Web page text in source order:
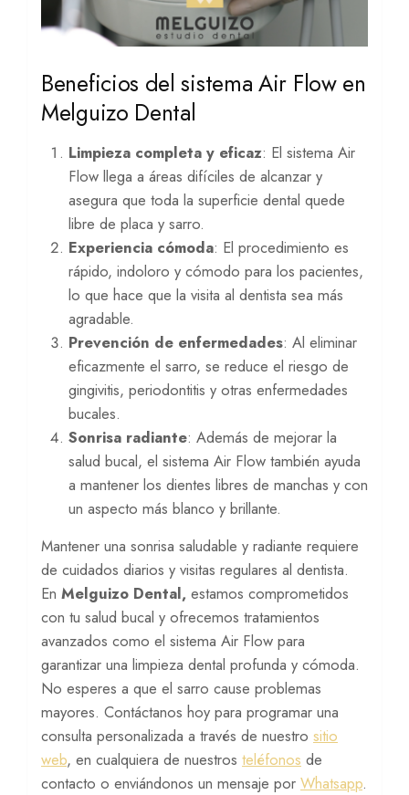
Beneficios del sistema Air Flow en
Melguizo Dental
Limpieza completa y eficaz: El sistema Air
Flow llega a áreas difíciles de alcanzar y
asegura que toda la superficie dental quede
libre de placa y sarro.
Experiencia cómoda: El procedimiento es
rápido, indoloro y cómodo para los pacientes,
lo que hace que la visita al dentista sea más
agradable.
Prevención de enfermedades: Al eliminar
eficazmente el sarro, se reduce el riesgo de
gingivitis, periodontitis y otras enfermedades
bucales.
Sonrisa radiante: Además de mejorar la
salud bucal, el sistema Air Flow también ayuda
a mantener los dientes libres de manchas y con
un aspecto más blanco y brillante.
Mantener una sonrisa saludable y radiante requiere
de cuidados diarios y visitas regulares al dentista.
En Melguizo Dental, estamos comprometidos
con tu salud bucal y ofrecemos tratamientos
avanzados como el sistema Air Flow para
garantizar una limpieza dental profunda y cómoda.
No esperes a que el sarro cause problemas
mayores. Contáctanos hoy para programar una
consulta personalizada a través de nuestro sitio
web, en cualquiera de nuestros teléfonos de
contacto o enviándonos un mensaje por Whatsapp.